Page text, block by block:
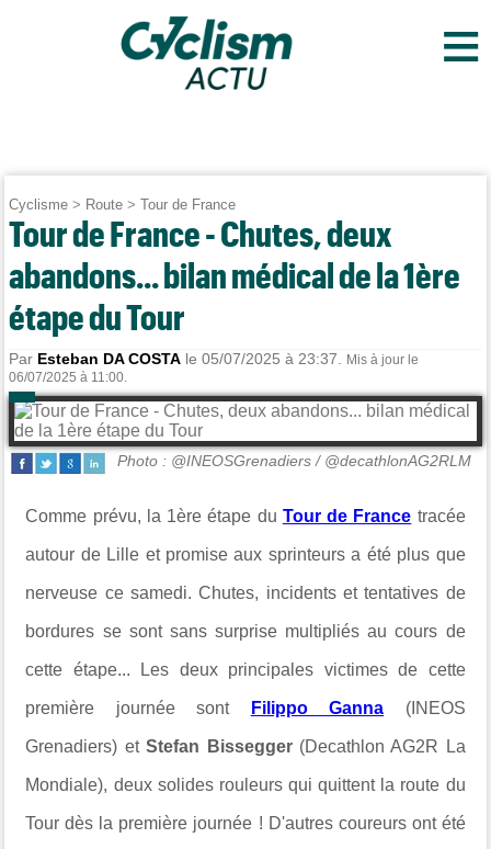
≡
Cyclisme > Route >Tour de France
Tour de France - Chutes, deux
abandons... bilan médical de la 1ère
étape du Tour
Par Esteban DA COSTA le 05/07/2025 à 23:37.
Mis à jour le
06/07/2025 à 11:00.
Photo : @INEOSGrenadiers / @decathlonAG2RLM
Comme prévu, la 1ère étape du Tour de France tracée
autour de Lille et promise aux sprinteurs a été plus que
nerveuse ce samedi. Chutes, incidents et tentatives de
bordures se sont sans surprise multipliés au cours de
cette étape... Les deux principales victimes de cette
première journée sont Filippo Ganna (INEOS
Grenadiers) etStefan Bissegger(Decathlon AG2R La
Mondiale), deux solides rouleurs qui quittent la route du
Tour dès la première journée ! D'autres coureurs ont été